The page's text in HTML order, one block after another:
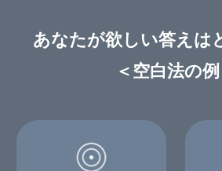
あなたが欲しい答えは
＜空白法の例